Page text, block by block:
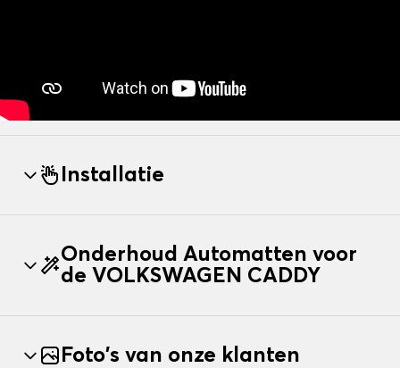
Installatie
Onderhoud Automatten voor
de VOLKSWAGEN CADDY
Foto's van onze klanten